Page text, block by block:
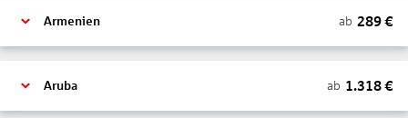
Armenien ab 289€
Aruba ab 1.318€